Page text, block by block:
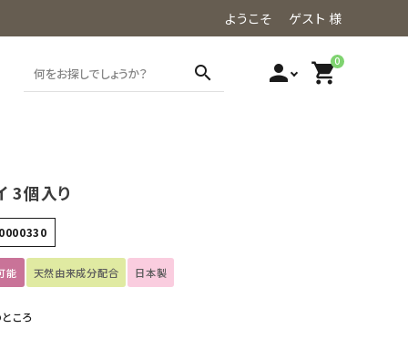
ようこそ ゲスト 様
search person 0
shopping_cart
3個入り
能 天然由来成分配合 日本製
ころ